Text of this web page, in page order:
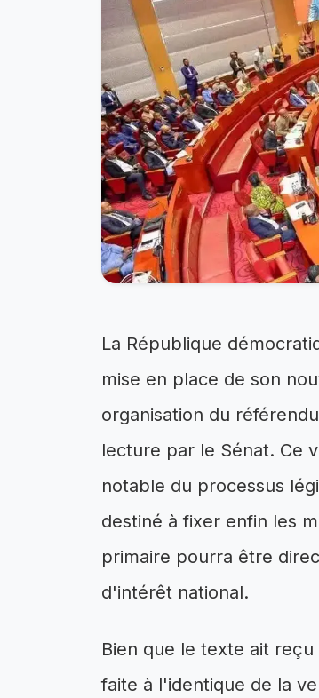
La République
mise en place de son
organisation du
lecture par le Sénat. Ce
notable du processus
destiné à fixer enfin les
primaire pourra être
d'intérêt national.
Bien que le texte ait
faite à l'identique de la